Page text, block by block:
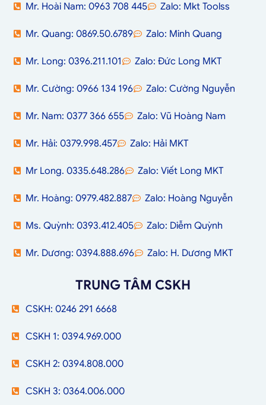
Mr. Hoài Nam: 0963 708 445 Zalo: Mkt Toolss
Mr. Quang: 0869.50.6789 Zalo: Minh Quang
Mr. Long: 0396.211.101 Zalo: Đức Long MKT
Mr. Cường: 0966 134 196 Zalo: Cường Nguyễn
Mr. Nam: 0377 366 655 Zalo: Vũ Hoàng Nam
Mr. Hải: 0379.998.457 Zalo: Hải MKT
Mr Long. 0335.648.286 Zalo: Viết Long MKT
Mr. Hoàng: 0979.482.887 Zalo: Hoàng Nguyễn
Ms. Quỳnh: 0393.412.405 Zalo: Diễm Quỳnh
Mr. Dương: 0394.888.696 Zalo: H. Dương MKT
TRUNG TÂM CSKH
CSKH: 0246 291 6668
CSKH 1: 0394.969.000
CSKH 2: 0394.808.000
CSKH 3: 0364.006.000